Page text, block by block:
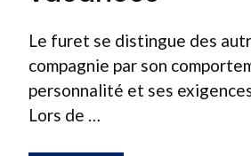
Le furet se distingue des
compagnie par son
personnalité et ses
Lors de …